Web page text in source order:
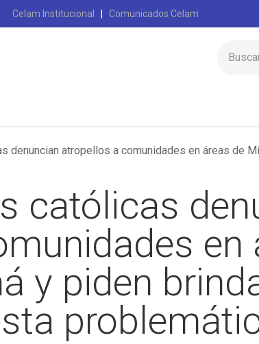
Celam Institucional | Comunicados Celam
atropellos a comunidades en áreas de Minera Panamá
católicas
en
y piden